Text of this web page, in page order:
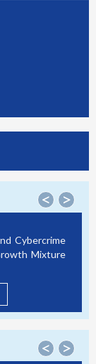
< >
Cybercrime
Mixture